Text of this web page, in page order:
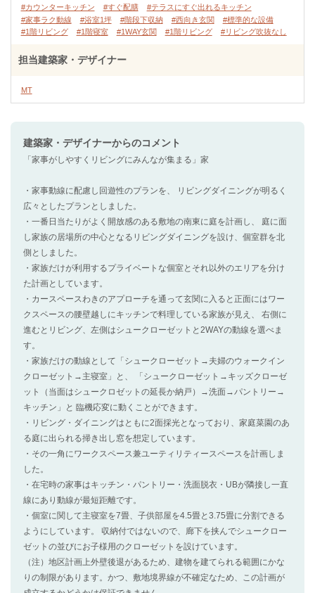
#カウンターキッチン
#すぐ配膳
#テラスにすぐ出れるキッチン
#家事ラク動線
#浴室1坪 #階段下収納 #西向き玄関
#標準的な設備
#1階リビング
#1階寝室 #1WAY玄関 #1階リビング #リビング吹抜なし
担当建築家・デザイナー
MT
建築家・デザイナーからのコメント
「家事がしやすくリビングにみんなが集まる」家
・家事動線に配慮し回遊性のプランを、 リビングダイニングが明るく
広々としたプランとしました。
・一番日当たりがよく開放感のある敷地の南東に庭を計画し、 庭に面
し家族の居場所の中心となるリビングダイニングを設け、個室群を北
側としました。
・家族だけが利用するプライベートな個室とそれ以外のエリアを分け
た計画としています。
・カースペースわきのアプローチを通って玄関に入ると正面にはワー
クスペースの腰壁越しにキッチンで料理している家族が見え、 右側に
進むとリビング、左側はシュークローゼットと2WAYの動線を選べま
す。
・家族だけの動線として「シュークローゼット→夫婦のウォークイン
クローゼット→主寝室」と、 「シュークローゼット→キッズクローゼ
ット（当面はシュークロゼットの延長か納戸）→洗面→パントリー→
キッチン」と 臨機応変に動くことができます。
・リビング・ダイニングはともに2面採光となっており、家庭菜園のあ
る庭に出られる掃き出し窓を想定しています。
・その一角にワークスペース兼ユーティリティースペースを計画しま
した。
・在宅時の家事はキッチン・パントリー・洗面脱衣・UBが隣接し一直
線にあり動線が最短距離です。
・個室に関して主寝室を7畳、子供部屋を4.5畳と3.75畳に分割できる
ようにしています。 収納付ではないので、廊下を挟んでシュークロー
ゼットの並びにお子様用のクローゼットを設けています。
（注）地区計画上外壁後退があるため、建物を建てられる範囲にかな
りの制限があります。かつ、敷地境界線が不確定なため、この計画が